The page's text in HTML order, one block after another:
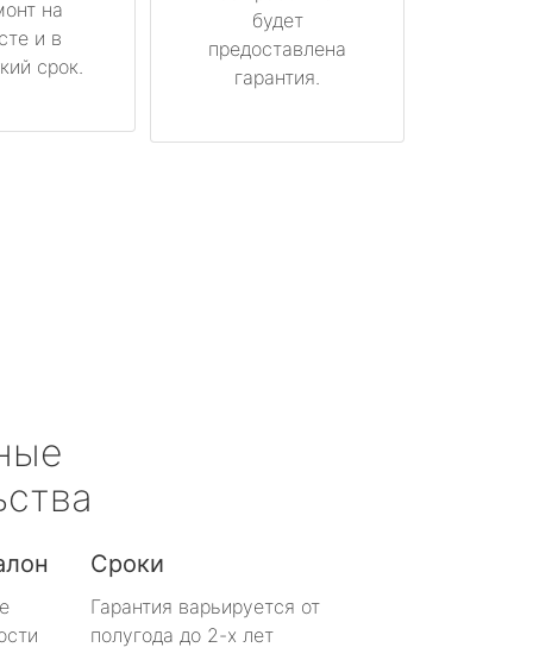
на
и в
срок.
будет
предоставлена
гарантия.
Сроки
Гарантия варьируется от
полугода до 2-х лет